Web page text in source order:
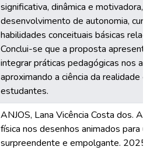
significativa, dinâmica e motivadora,
desenvolvimento de autonomia,
habilidades conceituais básicas
Conclui-se que a proposta
integrar práticas pedagógicas nos
aproximando a ciência da realidade
estudantes.
ANJOS, Lana Vicência Costa dos.
física nos desenhos animados para
surpreendente e empolgante.